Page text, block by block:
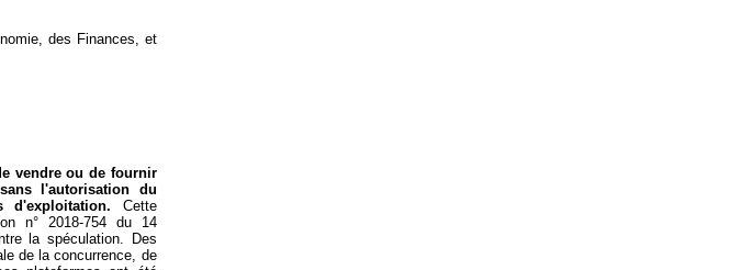
des Finances, et
vendre ou de fournir
l'autorisation du
d'exploitation. Cette
n° 2018-754 du 14
la spéculation. Des
de la concurrence, de